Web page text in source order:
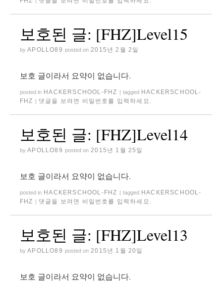
보호된 글: [FHZ]Level15
by APOLLO89 posted on 2015년 2월 2일
보호 글이라서 요약이 없습니다.
posted in HACKERSCHOOL-FHZ | tagged HACKERSCHOOL-
FHZ | 댓글을 보려면 비밀번호를 입력하세요.
보호된 글: [FHZ]Level14
by APOLLO89 posted on 2015년 1월 25일
보호 글이라서 요약이 없습니다.
posted in HACKERSCHOOL-FHZ | tagged HACKERSCHOOL-
FHZ | 댓글을 보려면 비밀번호를 입력하세요.
보호된 글: [FHZ]Level13
by APOLLO89 posted on 2015년 1월 20일
보호 글이라서 요약이 없습니다.